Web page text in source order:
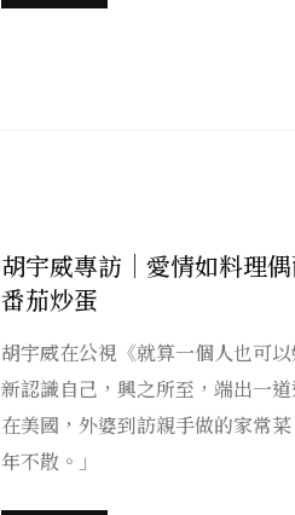
胡宇威專訪｜愛情如料理
番茄炒蛋
胡宇威在公視《就算一個人也可
新認識自己，興之所至，端出一
在美國，外婆到訪親手做的家常
年不散。」